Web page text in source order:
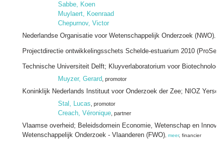
Sabbe, Koen
Muylaert, Koenraad
Chepurnov, Victor
Nederlandse Organisatie voor Wetenschappelijk Onderzoek (NWO)
Projectdirectie ontwikkelingsschets Schelde-estuarium 2010 (ProSes
Technische Universiteit Delft; Kluyverlaboratorium voor
Muyzer, Gerard , promotor
Koninklijk Nederlands Instituut voor Onderzoek der Zee; NIOZ
Stal, Lucas , promotor
Creach, Véronique , partner
Vlaamse overheid; Beleidsdomein Economie, Wetenschap en
Wetenschappelijk Onderzoek - Vlaanderen (FWO) meer, financier